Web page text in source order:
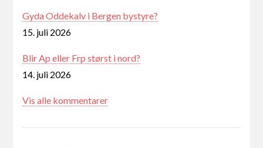
Gyda Oddekalv i Bergen bystyre?
15. juli 2026
Blir Ap eller Frp størst i nord?
14. juli 2026
Vis alle kommentarer